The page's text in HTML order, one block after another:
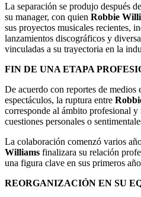
La separación se produjo después
su manager, con quien Robbie
sus proyectos musicales recientes,
lanzamientos discográficos y
vinculadas a su trayectoria en la
FIN DE UNA ETAPA
De acuerdo con reportes de medios
espectáculos, la ruptura entre
corresponde al ámbito profesional y
cuestiones personales o
La colaboración comenzó varios
Williams finalizara su relación
una figura clave en sus primeros
REORGANIZACIÓN EN SU